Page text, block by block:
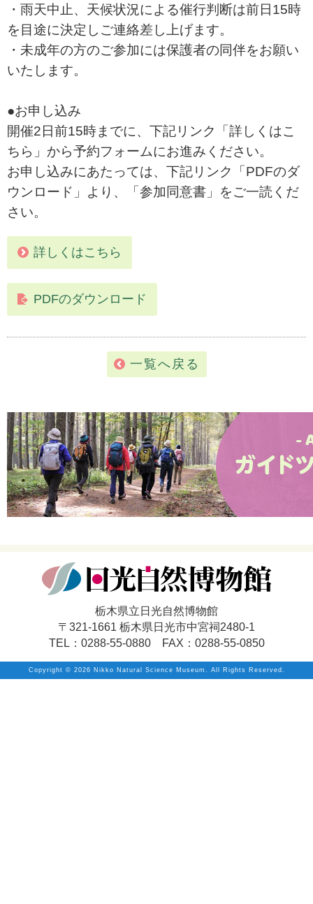
・雨天中止、天候状況による催行判断は前日15時
を目途に決定しご連絡差し上げます。
・未成年の方のご参加には保護者の同伴をお願い
いたします。
●お申し込み
開催2日前15時までに、下記リンク「詳しくはこ
ちら」から予約フォームにお進みください。
お申し込みにあたっては、下記リンク「PDFのダ
ウンロード」より、「参加同意書」をご一読くだ
さい。
詳しくはこちら
PDFのダウンロード
一覧へ戻る
栃木県立日光自然博物館
〒321-1661 栃木県日光市中宮祠2480-1
TEL：0288-55-0880 FAX：0288-55-0850
Copyright © 2026 Nikko Natural Science Museum. All Rights Reserved.